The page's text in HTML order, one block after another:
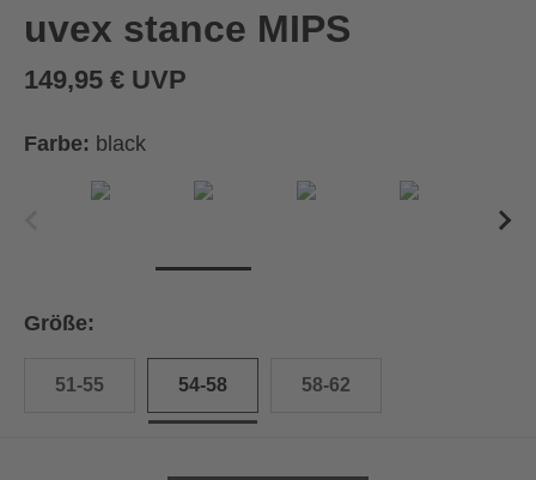
uvex stance MIPS
149,95 € UVP
Farbe: black
Größe:
51-55 54-58 58-62